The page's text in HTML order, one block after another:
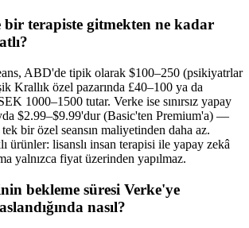
bir terapiste gitmekten ne kadar
ABD'de tipik olarak $100–250 (psikiyatrlar
Krallık özel pazarında £40–100 ya da
1000–1500 tutar. Verke ise sınırsız yapay
$2.99–$9.99'dur (Basic'ten Premium'a) —
bir özel seansın maliyetinden daha az.
ürünler: lisanslı insan terapisi ile yapay zekâ
yalnızca fiyat üzerinden yapılmaz.
bekleme süresi Verke'ye
nasıl?